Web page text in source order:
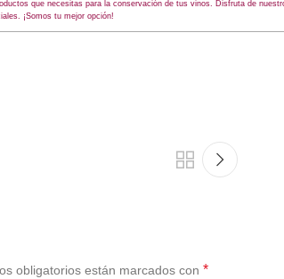
que necesitas para la conservación de tus vinos. Disfruta de
¡Somos tu mejor opción!
obligatorios están marcados con *